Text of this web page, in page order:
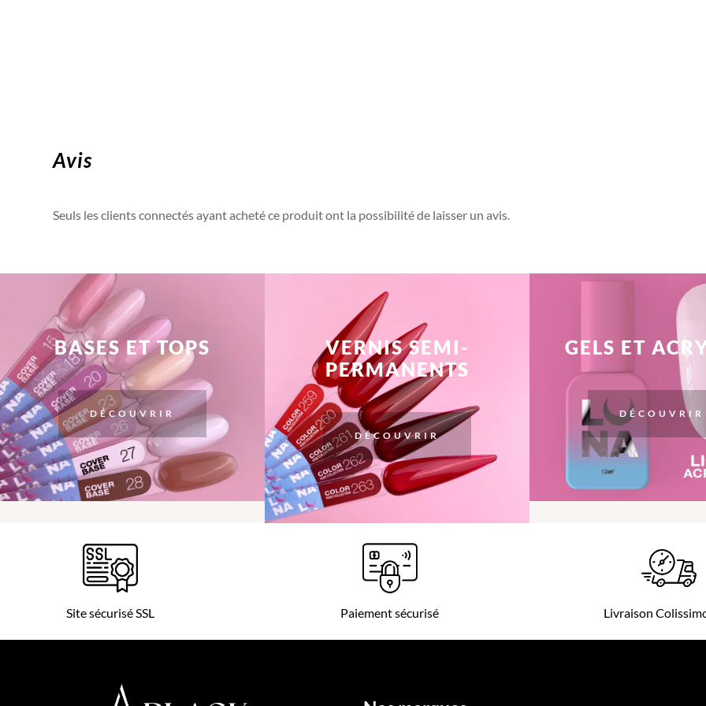
Avis
Seuls les clients connectés ayant acheté ce produit ont la possibilité de laisser un avis.
BASES ET TOPS
DÉCOUVRIR
VERNIS SEMI-
PERMANENTS
DÉCOUVRIR
GELS ET
DÉCOUVRIR
Site sécurisé SSL Paiement sécurisé Livraison